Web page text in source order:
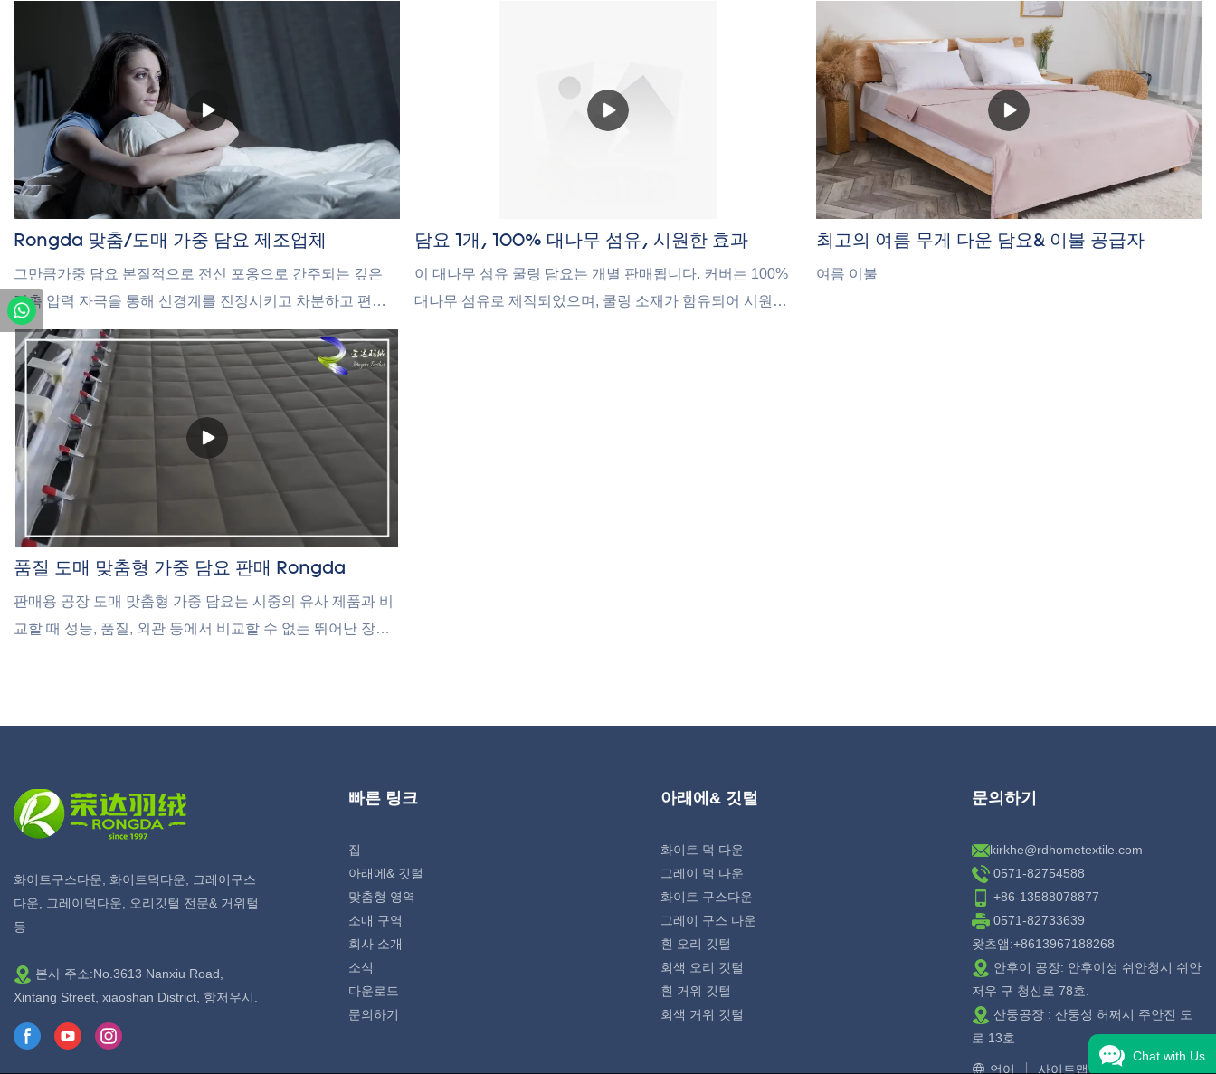
Rongda 맞춤/도매 가중 담요 제조업체
그만큼가중 담요 본질적으로 전신 포옹으로 간주되는 깊은
접촉 압력 자극을 통해 신경계를 진정시키고 차분하고 편안
한 느낌을 유도합니다. 스트레스와 불안으로 어려움을 겪고
있다면 무게가 있는 담요가 좋은 선택입니다.
담요 1개, 100% 대나무 섬유, 시원한 효과
이 대나무 섬유 쿨링 담요는 개별 판매됩니다. 커버는 100%
대나무 섬유로 제작되었으며, 쿨링 소재가 함유되어 시원함
최고의 여름 무게 다운 담요& 이불 공급자
여름 이불
품질 도매 맞춤형 가중 담요 판매 Rongda
판매용 공장 도매 맞춤형 가중 담요는 시중의 유사 제품과 비
교할 때 성능, 품질, 외관 등에서 비교할 수 없는 뛰어난 장점
화이트구스다운, 화이트덕다운, 그레이구스
다운, 그레이덕다운, 오리깃털 전문& 거위털
등
본사 주소:No.3613 Nanxiu Road,
Xintang Street, xiaoshan District, 항저우시.
빠른 링크
집
아래에& 깃털
맞춤형 영역
소매 구역
회사 소개
소식
다운로드
문의하기
아래에& 깃털
화이트 덕 다운
그레이 덕 다운
화이트 구스다운
그레이 구스 다운
흰 오리 깃털
회색 오리 깃털
흰 거위 깃털
회색 거위 깃털
문의하기
kirkhe@rdhometextile.com
0571-82754588
+86-13588078877
0571-82733639
왓츠앱:+8613967188268
안후이 공장: 안후이성 쉬안청시 쉬안
저우 구 청신로 78호.
산둥공장 : 산둥성 허쩌시 주안진 도
로 13호
언어 사이트맵
Chat with Us